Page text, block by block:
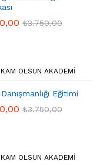
₺3.750,00
OLSUN AKADEMI
Eğitimi
₺3.750,00
OLSUN AKADEMI